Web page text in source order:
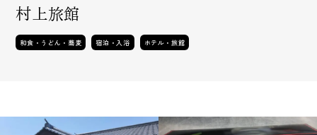
村上旅館
和食・うどん・蕎麦 宿泊・入浴 ホテル・旅館